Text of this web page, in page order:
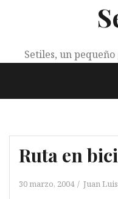
Setiles, un
Ruta en
30 marzo, 2004 Juan Luis